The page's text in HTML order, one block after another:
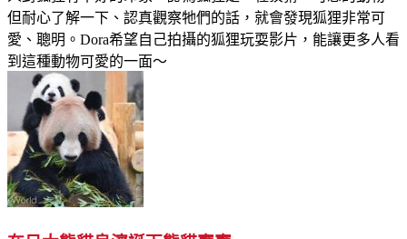
但耐心了解一下、認真觀察牠們的話，就會發現狐狸非常可
愛、聰明。Dora希望自己拍攝的狐狸玩耍影片，能讓更多人看
到這種動物可愛的一面～